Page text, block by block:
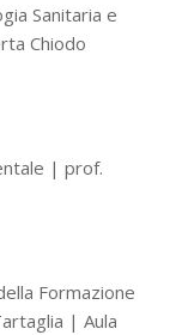
Sanitaria e
Chiodo
| prof.
Formazione
| Aula